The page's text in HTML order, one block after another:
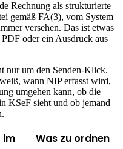
Rechnung als strukturierte
gemäß FA(3), vom System
versehen. Das ist etwas
oder ein Ausdruck aus
nur um den Senden-Klick.
wann NIP erfasst wird,
umgehen kann, ob die
KSeF sieht und ob jemand
im
Was zu ordnen